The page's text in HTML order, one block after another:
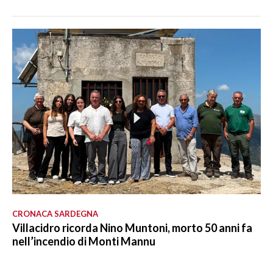
CRONACA SARDEGNA
Villacidro ricorda Nino Muntoni, morto 50 anni fa
nell’incendio di Monti Mannu